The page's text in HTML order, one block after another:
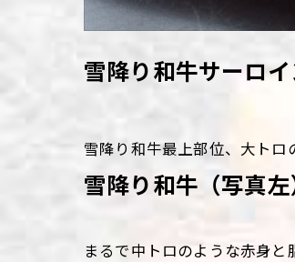
雪降り和牛サーロイ
雪降り和牛最上部位、大トロ
雪降り和牛（写真左
まるで中トロのような赤身と